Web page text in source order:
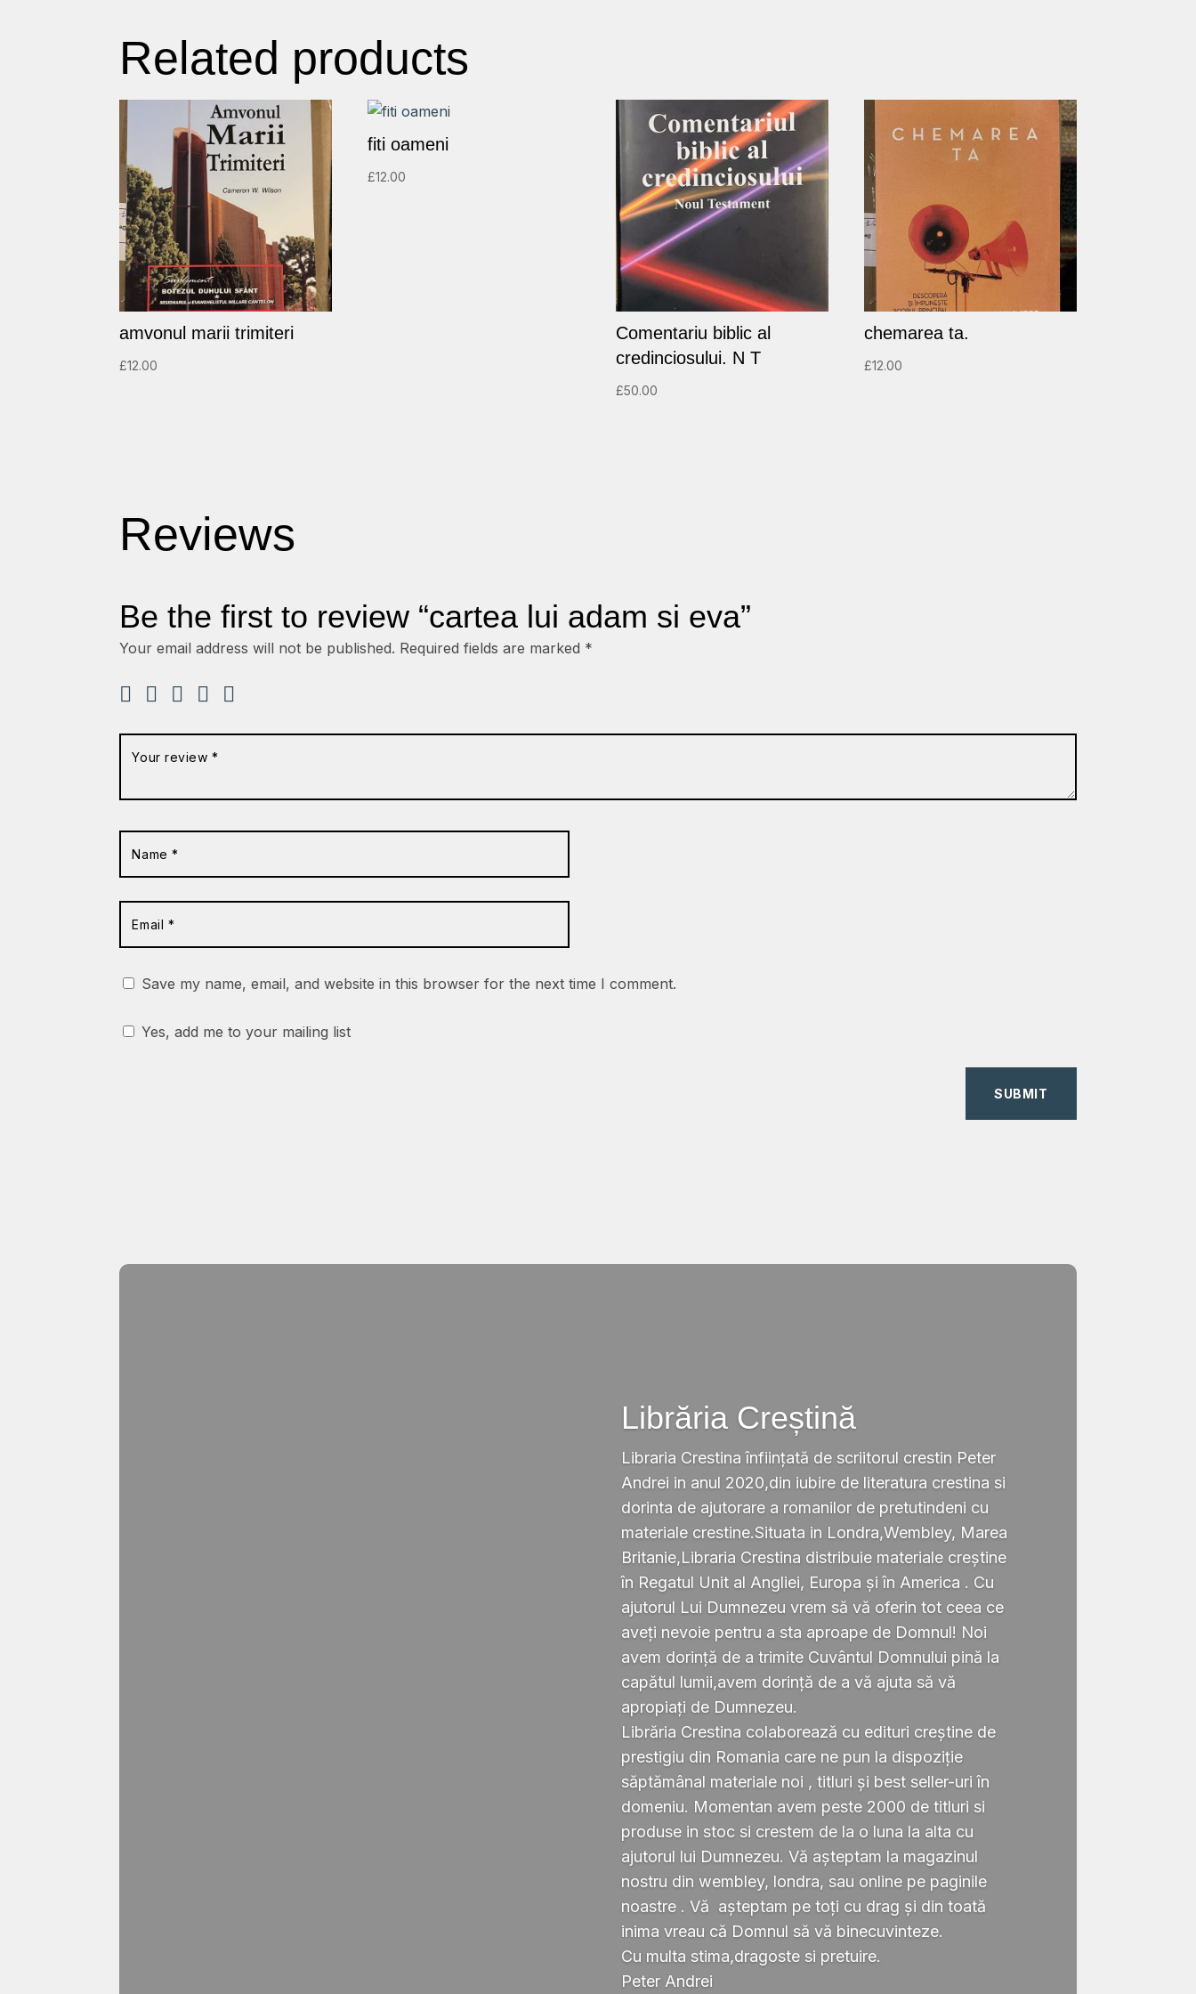
Related products
amvonul marii trimiteri
£12.00
fiti oameni
£12.00
Comentariu biblic al
credinciosului. N T
£50.00
chemarea ta.
£12.00
Reviews
Be the first to review “cartea lui adam si eva”
Your email address will not be published. Required fields are marked *
Save my name, email, and website in this browser for the next time I comment.
Yes, add me to your mailing list
SUBMIT
Librăria Creștină
Libraria Crestina înființată de scriitorul crestin Peter
Andrei in anul 2020,din iubire de literatura crestina si
dorinta de ajutorare a romanilor de pretutindeni cu
materiale crestine.Situata in Londra,Wembley, Marea
Britanie,Libraria Crestina distribuie materiale creștine
în Regatul Unit al Angliei, Europa și în America . Cu
ajutorul Lui Dumnezeu vrem să vă oferin tot ceea ce
aveți nevoie pentru a sta aproape de Domnul! Noi
avem dorință de a trimite Cuvântul Domnului pină la
capătul lumii,avem dorință de a vă ajuta să vă
apropiați de Dumnezeu.
Librăria Crestina colaborează cu edituri creștine de
prestigiu din Romania care ne pun la dispoziție
săptămânal materiale noi , titluri și best seller-uri în
domeniu. Momentan avem peste 2000 de titluri si
produse in stoc si crestem de la o luna la alta cu
ajutorul lui Dumnezeu. Vă așteptam la magazinul
nostru din wembley, londra, sau online pe paginile
noastre . Vă așteptam pe toți cu drag și din toată
inima vreau că Domnul să vă binecuvinteze.
Cu multa stima,dragoste si pretuire.
Peter Andrei